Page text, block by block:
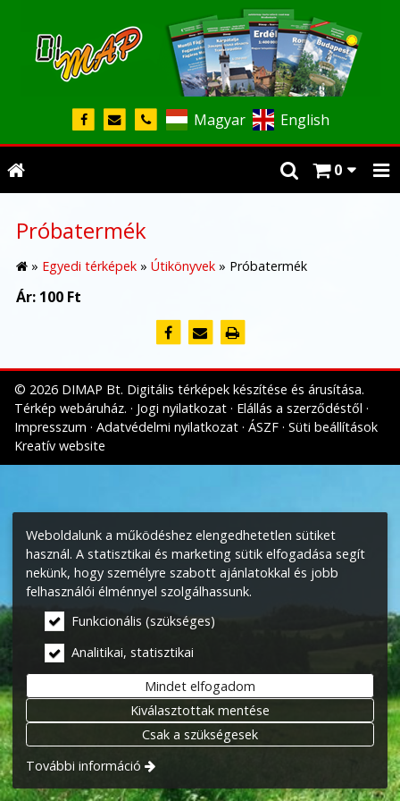
Magyar English
0
Próbatermék
» Egyedi térképek » Útikönyvek » Próbatermék
Ár: 100 Ft
© 2026 DIMAP Bt. Digitális térképek készítése és árusítása.
Térkép webáruház.
Jogi nyilatkozat
Elállás a szerződéstől
Impresszum
Adatvédelmi nyilatkozat ÁSZF Süti beállítások
Kreatív website
Weboldalunk a működéshez elengedhetetlen sütiket
használ. A statisztikai és marketing sütik elfogadása segít
nekünk, hogy személyre szabott ajánlatokkal és jobb
felhasználói élménnyel szolgálhassunk.
Funkcionális (szükséges)
Analitikai, statisztikai
Mindet elfogadom
Kiválasztottak mentése
Csak a szükségesek
További információ